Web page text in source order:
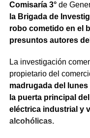
Comisaría 3°de
la Brigada de
robo cometido en el
presuntos autores
La investigación
propietario del
madrugada del
la puerta principal
eléctrica industrial y
alcohólicas.